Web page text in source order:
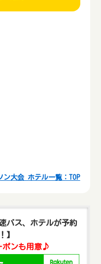
ン大会 ホテル一覧：TOP
バス、ホテルが予約
】
ポンも用意♪